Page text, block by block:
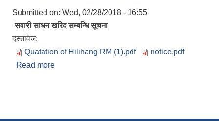
Submitted on: Wed, 02/28/2018 - 16:55
सवारी साधन खरिद सम्बन्धि सूचना
दस्तावेज:
Quatation of Hilihang RM (1).pdf
notice.pdf
Read more